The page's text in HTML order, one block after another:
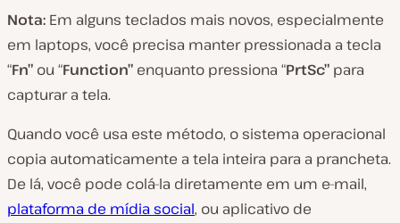
Nota: Em alguns teclados mais novos, especialmente
em laptops, você precisa manter pressionada a tecla
“Fn” ou “Function” enquanto pressiona “PrtSc” para
capturar a tela.
Quando você usa este método, o sistema operacional
copia automaticamente a tela inteira para a prancheta.
De lá, você pode colá-la diretamente em um e-mail,
plataforma de mídia social, ou aplicativo de